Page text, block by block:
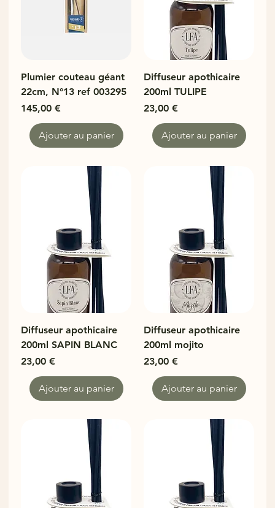
Plumier couteau géant
22cm, N°13 ref 003295
Prix
145,00 €
Ajouter au panier
Diffuseur apothicaire
200ml TULIPE
Prix
23,00 €
Ajouter au panier
Diffuseur apothicaire
200ml SAPIN BLANC
Prix
23,00 €
Ajouter au panier
Diffuseur apothicaire
200ml mojito
Prix
23,00 €
Ajouter au panier